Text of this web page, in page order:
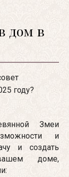
дом в
году?
Змеи
и
и создать
доме,